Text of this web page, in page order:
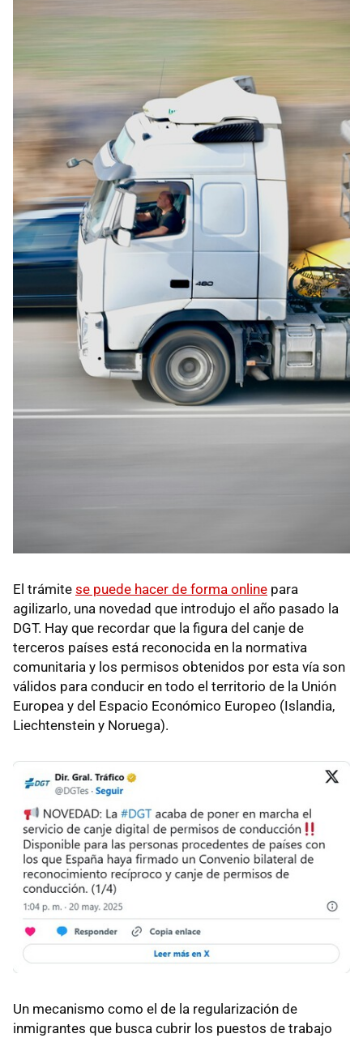
El trámite se puede hacer de forma online para
agilizarlo, una novedad que introdujo el año pasado la
DGT. Hay que recordar que la figura del canje de
terceros países está reconocida en la normativa
comunitaria y los permisos obtenidos por esta vía son
válidos para conducir en todo el territorio de la Unión
Europea y del Espacio Económico Europeo (Islandia,
Liechtenstein y Noruega).
Un mecanismo como el de la regularización de
inmigrantes que busca cubrir los puestos de trabajo